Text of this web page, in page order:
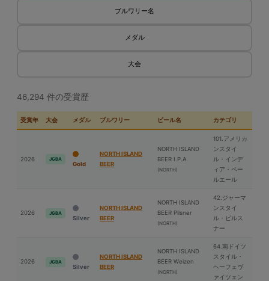
ブルワリー名
メダル
大会
46,294 件の受賞歴
受賞年 大会 メダル ブルワリー ビール名 カテゴリ
2026 JGBA
Gold
NORTH ISLAND
BEER
NORTH ISLAND
BEER I.P.A.
(NORTH)
101.アメリカ
ンスタイ
ル・インデ
ィア・ペー
ルエール
2026 JGBA
Silver
NORTH ISLAND
BEER
NORTH ISLAND
BEER Pilsner
(NORTH)
42.ジャーマ
ンスタイ
ル・ピルス
ナー
2026 JGBA
Silver
NORTH ISLAND
BEER
NORTH ISLAND
BEER Weizen
(NORTH)
64.南ドイツ
スタイル・
ヘーフェヴ
ァイツェン